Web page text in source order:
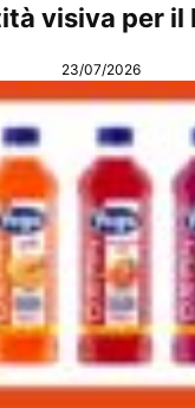
visiva per il
23/07/2026